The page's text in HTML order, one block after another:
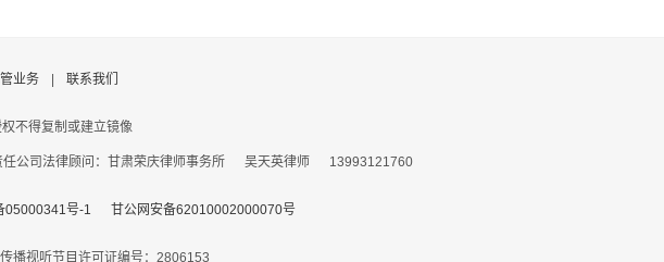
业务 联系我们
不得复制或建立镜像
公司法律顾问：甘肃荣庆律师事务所 吴天英律师 13993121760
05000341号-1 甘公网安备62010002000070号
播视听节目许可证编号：2806153